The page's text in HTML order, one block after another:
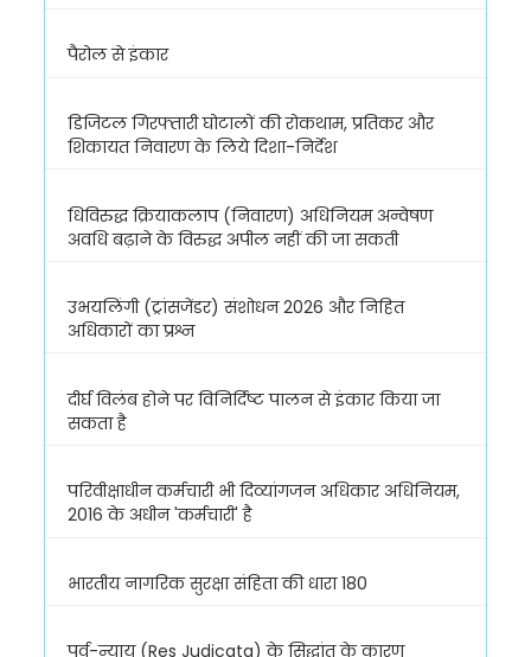
पैरोल से इंकार
डिजिटल गिरफ्तारी घोटालों की रोकथाम, प्रतिकर और
शिकायत निवारण के लिये दिशा-निर्देश
धिविरुद्ध क्रियाकलाप (निवारण) अधिनियम अन्वेषण
अवधि बढ़ाने के विरुद्ध अपील नहीं की जा सकती
उभयलिंगी (ट्रांसजेंडर) संशोधन 2026 और निहित
अधिकारों का प्रश्न
दीर्घ विलंब होने पर विनिर्दिष्ट पालन से इंकार किया जा
सकता है
परिवीक्षाधीन कर्मचारी भी दिव्यांगजन अधिकार अधिनियम,
2016 के अधीन 'कर्मचारी' है
भारतीय नागरिक सुरक्षा संहिता की धारा 180
पूर्व-न्याय (Res Judicata) के सिद्धांत के कारण